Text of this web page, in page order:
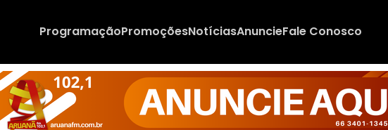
ProgramaçãoPromoçõesNotíciasAnuncieFale Conosco